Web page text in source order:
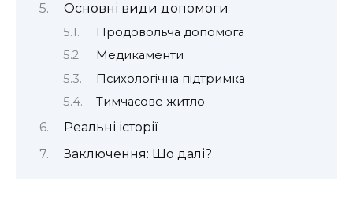
Основні види допомоги
Продовольча допомога
Медикаменти
Психологічна підтримка
Тимчасове житло
Реальні історії
Заключення: Що далі?